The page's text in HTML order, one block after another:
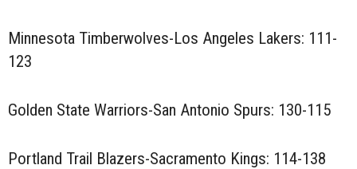
Minnesota Timberwolves-Los Angeles Lakers: 111-
123
Golden State Warriors-San Antonio Spurs: 130-115
Portland Trail Blazers-Sacramento Kings: 114-138